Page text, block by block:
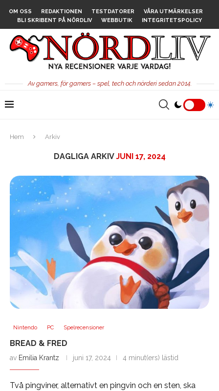
OM OSS REDAKTIONEN TESTDATORER
VÅRA UTMÄRKELSER
BLI SKRIBENT PÅ NÖRDLIV
WEBBUTIK INTEGRITETSPOLICY
Av gamers, för gamers – spel, tech och nörderi sedan 2014.
Hem Arkiv
DAGLIGA ARKIVJUNI 17, 2024
Nintendo PC Spelrecensioner
BREAD & FRED
av Emilia Krantz juni 17, 2024 4 minut(ers) lästid
Två pingviner, alternativt en pingvin och en sten, ska